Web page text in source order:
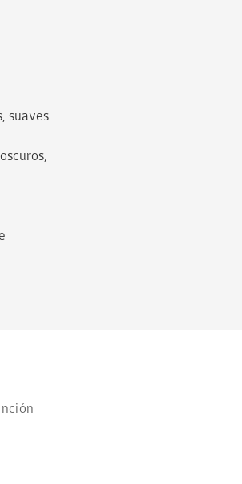
suaves